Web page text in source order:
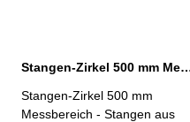
Stangen-Zirkel 500 mm
Stangen-Zirkel 500 mm
Messbereich - Stangen aus